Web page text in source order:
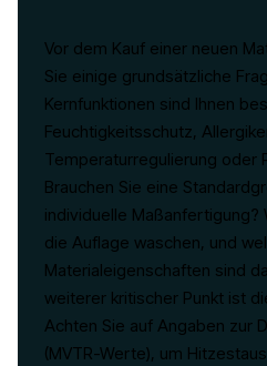
Vor dem Kauf einer neuen
Sie einige grundsätzliche
Kernfunktionen sind Ihnen
Feuchtigkeitsschutz,
Temperaturregulierung oder
Brauchen Sie eine
individuelle Maßanfertigung?
die Auflage waschen, und
Materialeigenschaften sind
weiterer kritischer Punkt ist
Achten Sie auf Angaben zur
(MVTR-Werte), um